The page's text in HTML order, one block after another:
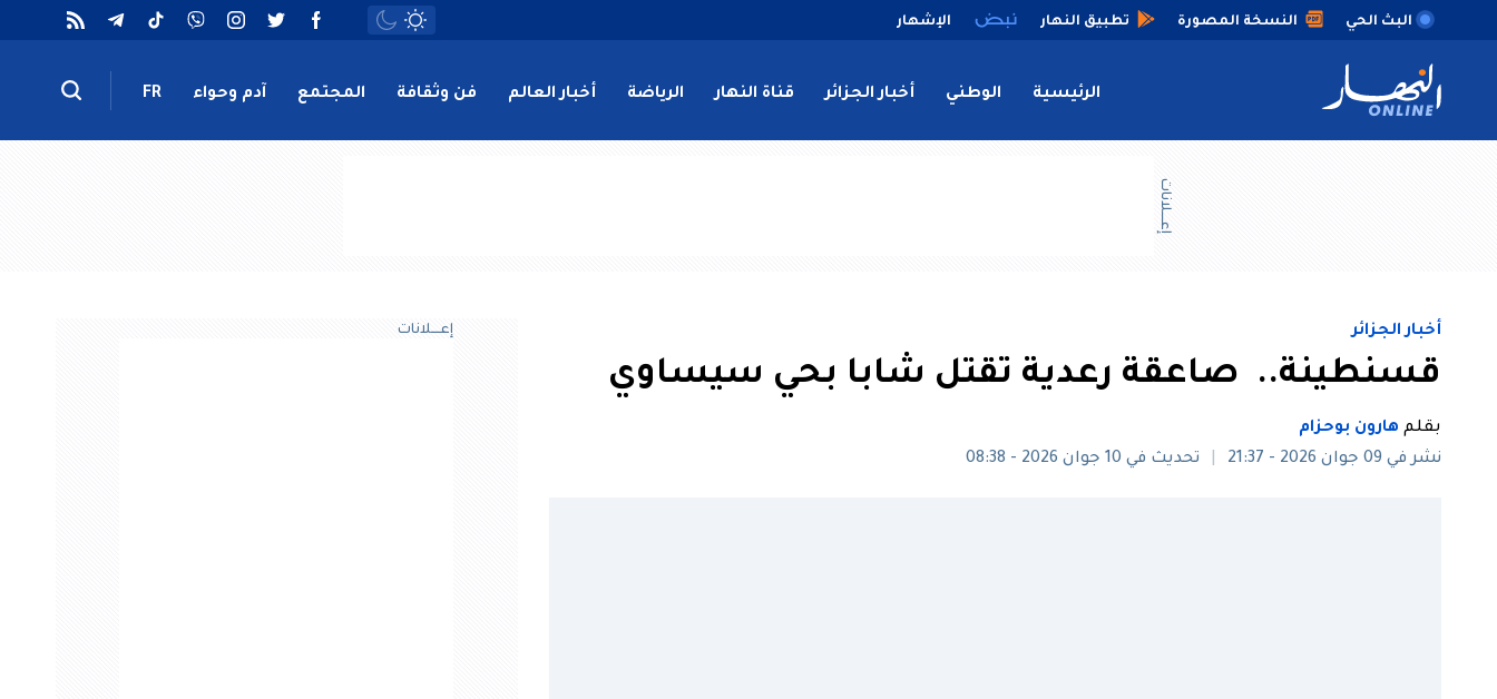
البث الحي النسخة المصورة تطبيق النهار الإشهار
الرئيسية الوطني أخبار الجزائر قناة النهار الرياضة أخبار العالم فن وثقافة المجتمع آدم وحواء FR
إعــــلانات
أخبار الجزائر
قسنطينة.. صاعقة رعدية تقتل شابا بحي سيساوي
بقلم هارون بوحزام
نشر في 09 جوان 2026 - 21:37
تحديث في 10 جوان 2026 - 08:38
إعــــلانات